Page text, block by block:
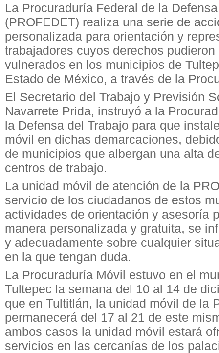
La Procuraduría Federal de la
(PROFEDET) realiza una serie de
personalizada para orientación y
trabajadores cuyos derechos pudieron
vulnerados en los municipios de
Estado de México, a través de la
El Secretario del Trabajo y Previsión
Navarrete Prida, instruyó a la
la Defensa del Trabajo para que
móvil en dichas demarcaciones,
de municipios que albergan una alta
centros de trabajo.
La unidad móvil de atención de la
servicio de los ciudadanos de estos
actividades de orientación y asesoría
manera personalizada y gratuita, se
y adecuadamente sobre cualquier
en la que tengan duda.
La Procuraduría Móvil estuvo en el
Tultepec la semana del 10 al 14 de
que en Tultitlán, la unidad móvil de la
permanecerá del 17 al 21 de este
ambos casos la unidad móvil estará
servicios en las cercanías de los